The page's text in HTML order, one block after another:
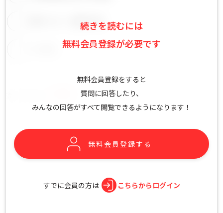
嫌がらせ・誹謗中傷続きを読むには
無料会員登録が必要です
無料会員登録をすると
質問に回答したり、
みんなの回答がすべて閲覧できるようになります！
無料会員登録する
すでに会員の方は こちらからログイン